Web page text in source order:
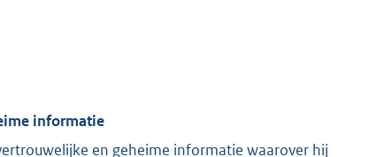
informatie
en geheime informatie waarover hij